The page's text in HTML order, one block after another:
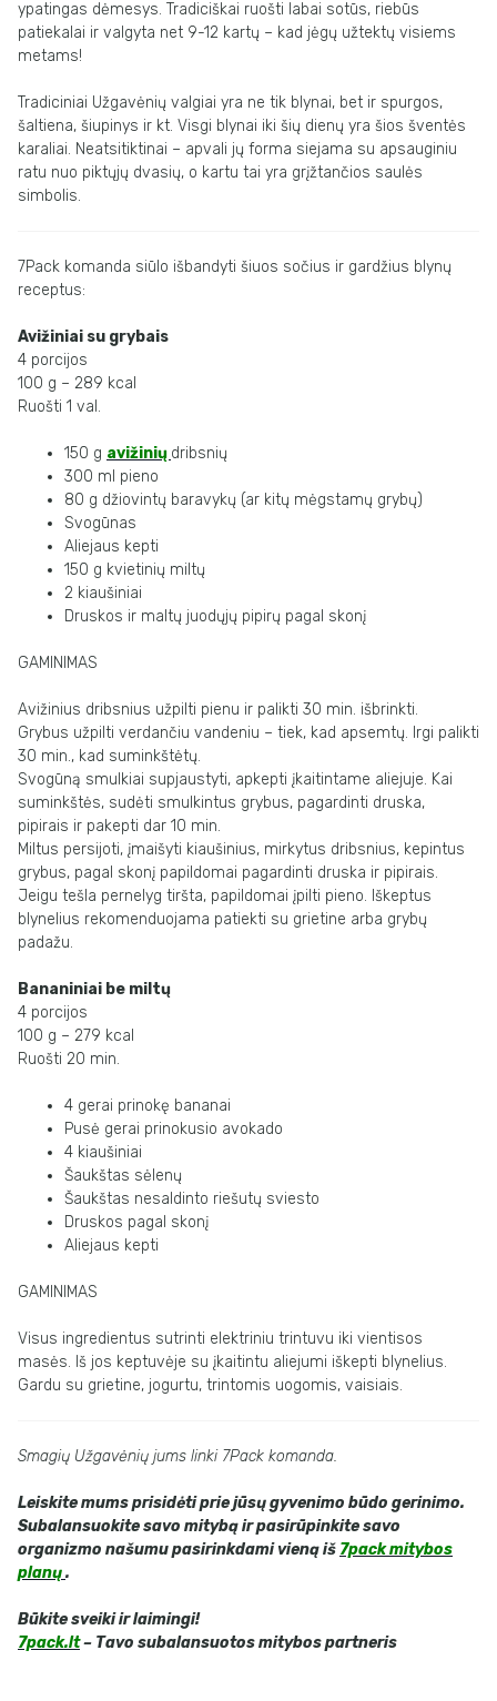
ypatingas dėmesys. Tradiciškai ruošti labai sotūs, riebūs
patiekalai ir valgyta net 9-12 kartų – kad jėgų užtektų visiems
metams!
Tradiciniai Užgavėnių valgiai yra ne tik blynai, bet ir spurgos,
šaltiena, šiupinys ir kt. Visgi blynai iki šių dienų yra šios šventės
karaliai. Neatsitiktinai – apvali jų forma siejama su apsauginiu
ratu nuo piktųjų dvasių, o kartu tai yra grįžtančios saulės
simbolis.
7Pack komanda siūlo išbandyti šiuos sočius ir gardžius blynų
receptus:
Avižiniai su grybais
4 porcijos
100 g – 289 kcal
Ruošti 1 val.
150 g avižinių dribsnių
300 ml pieno
80 g džiovintų baravykų (ar kitų mėgstamų grybų)
Svogūnas
Aliejaus kepti
150 g kvietinių miltų
2 kiaušiniai
Druskos ir maltų juodųjų pipirų pagal skonį
GAMINIMAS
Avižinius dribsnius užpilti pienu ir palikti 30 min. išbrinkti.
Grybus užpilti verdančiu vandeniu – tiek, kad apsemtų. Irgi palikti
30 min., kad suminkštėtų.
Svogūną smulkiai supjaustyti, apkepti įkaitintame aliejuje. Kai
suminkštės, sudėti smulkintus grybus, pagardinti druska,
pipirais ir pakepti dar 10 min.
Miltus persijoti, įmaišyti kiaušinius, mirkytus dribsnius, kepintus
grybus, pagal skonį papildomai pagardinti druska ir pipirais.
Jeigu tešla pernelyg tiršta, papildomai įpilti pieno. Iškeptus
blynelius rekomenduojama patiekti su grietine arba grybų
padažu.
Bananiniai be miltų
4 porcijos
100 g – 279 kcal
Ruošti 20 min.
4 gerai prinokę bananai
Pusė gerai prinokusio avokado
4 kiaušiniai
Šaukštas sėlenų
Šaukštas nesaldinto riešutų sviesto
Druskos pagal skonį
Aliejaus kepti
GAMINIMAS
Visus ingredientus sutrinti elektriniu trintuvu iki vientisos
masės. Iš jos keptuvėje su įkaitintu aliejumi iškepti blynelius.
Gardu su grietine, jogurtu, trintomis uogomis, vaisiais.
Smagių Užgavėnių jums linki 7Pack komanda.
Leiskite mums prisidėti prie jūsų gyvenimo būdo gerinimo.
Subalansuokite savo mitybą ir pasirūpinkite savo
organizmo našumu pasirinkdami vieną iš 7packmitybos
planų.
Būkite sveiki ir laimingi!
7pack.lt– Tavo subalansuotos mitybos partneris